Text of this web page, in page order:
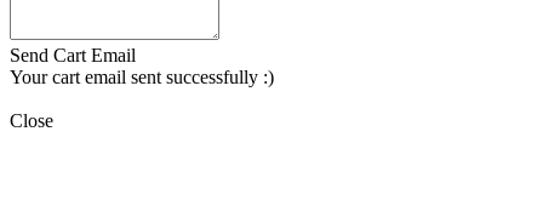
Send Cart Email
Your cart email sent successfully :)
Close